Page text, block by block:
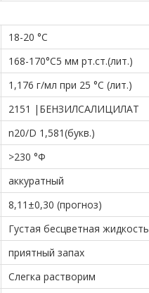
18-20 °С
168-170°С5 мм рт.ст.(лит.)
1,176 г/мл при 25 °C (лит.)
2151 |БЕНЗИЛСАЛИЦИЛАТ
n20/D 1,581(букв.)
>230 °Ф
аккуратный
8,11±0,30 (прогноз)
Густая бесцветная жидкость
приятный запах
Слегка растворим